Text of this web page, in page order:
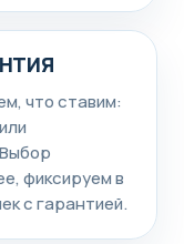
что ставим:
фиксируем в
с гарантией.